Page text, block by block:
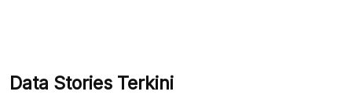
Data Stories Terkini